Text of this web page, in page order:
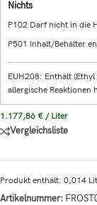
Nichts
P102 Darf nicht in die
P501 Inhalt/Behälter
EUH208: Enthält
allergische Reaktionen
1.177,86 € / Liter
Vergleichsliste
Produkt enthält: 0,014
Artikelnummer: